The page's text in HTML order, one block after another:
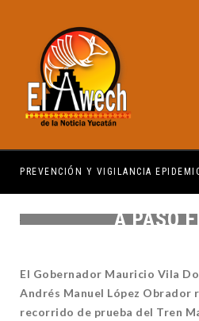
PREVENCIÓN Y VIGILANCIA
A PASO
El Gobernador Mauricio Vila
Andrés Manuel López Obrador
recorrido de prueba del Tren